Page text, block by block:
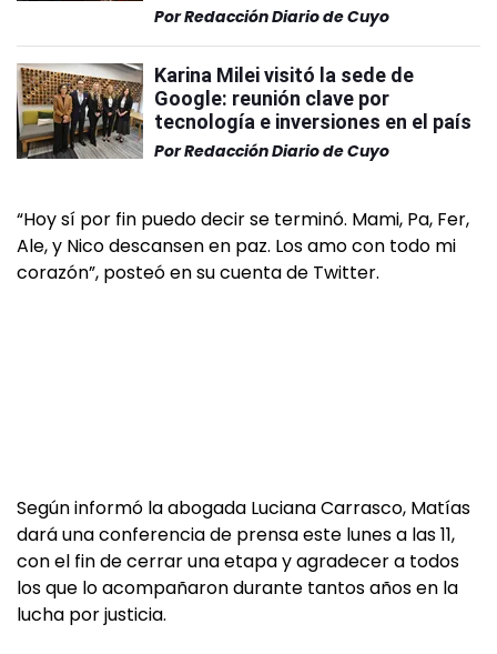
PorRedacción Diario de Cuyo
Karina Milei visitó la sede de
Google: reunión clave por
tecnología e inversiones en el país
PorRedacción Diario de Cuyo
“Hoy sí por fin puedo decir se terminó. Mami, Pa, Fer,
Ale, y Nico descansen en paz. Los amo con todo mi
corazón”, posteó en su cuenta de Twitter.
Según informó la abogada Luciana Carrasco, Matías
dará una conferencia de prensa este lunes a las 11,
con el fin de cerrar una etapa y agradecer a todos
los que lo acompañaron durante tantos años en la
lucha por justicia.